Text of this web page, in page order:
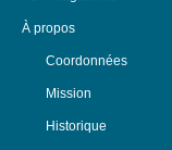
À propos
Coordonnées
Mission
Historique